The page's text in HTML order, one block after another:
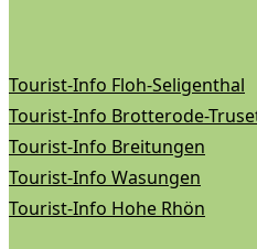
Tourist-Info Floh-Seligenthal
Tourist-Info Brotterode-
Tourist-Info Breitungen
Tourist-Info Wasungen
Tourist-Info Hohe Rhön